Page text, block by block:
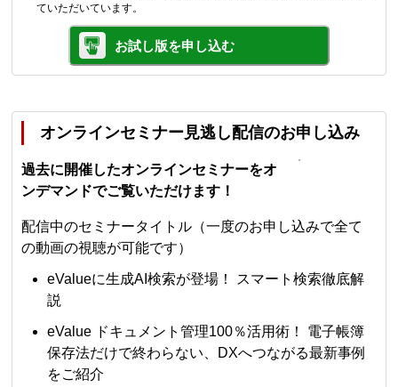
ていただいています。
お試し版を申し込む
オンラインセミナー見逃し配信のお申し込み
過去に開催したオンラインセミナーをオ
ンデマンドでご覧いただけます！
配信中のセミナータイトル（一度のお申し込みで全て
の動画の視聴が可能です）
eValueに生成AI検索が登場！ スマート検索徹底解
説
eValue ドキュメント管理100％活用術！ 電子帳簿
保存法だけで終わらない、DXへつながる最新事例
をご紹介